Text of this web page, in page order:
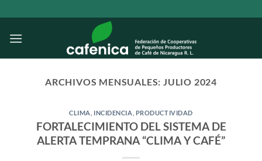
al
contenido
ARCHIVOS MENSUALES: JULIO 2024
CLIMA INCIDENCIA PRODUCTIVIDAD
FORTALECIMIENTO DEL SISTEMA DE
ALERTA TEMPRANA “CLIMA Y CAFÉ”